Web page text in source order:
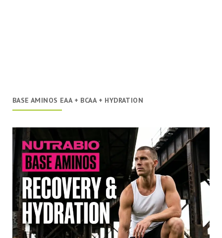
BASE AMINOS EAA + BCAA + HYDRATION